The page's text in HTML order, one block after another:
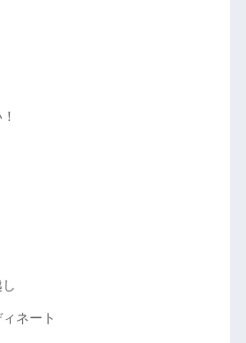
ネート